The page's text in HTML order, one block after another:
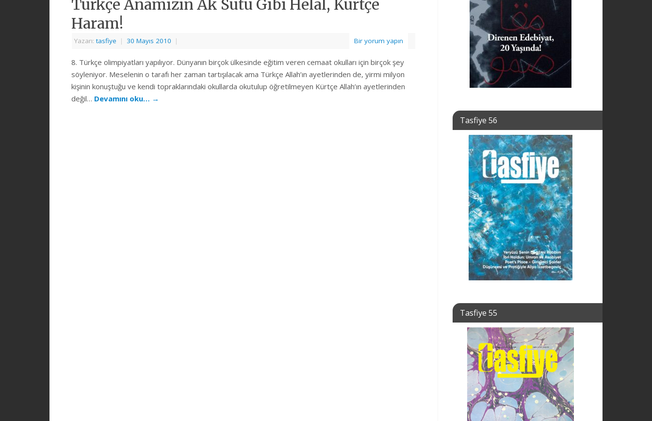
Türkçe Anamızın Ak Sütü Gibi Helal, Kürtçe
Haram!
Yazarı:tasfiye | 30 Mayıs 2010 | Bir yorum yapın
8. Türkçe olimpiyatları yapılıyor. Dünyanın birçok ülkesinde eğitim veren cemaat okulları için birçok şey
söyleniyor. Meselenin o tarafı her zaman tartışılacak ama Türkçe Allah’ın ayetlerinden de, yirmi milyon
kişinin konuştuğu ve kendi topraklarındaki okullarda okutulup öğretilmeyen Kürtçe Allah’ın ayetlerinden
değil… Devamını oku… →
Tasfiye 56
Tasfiye 55